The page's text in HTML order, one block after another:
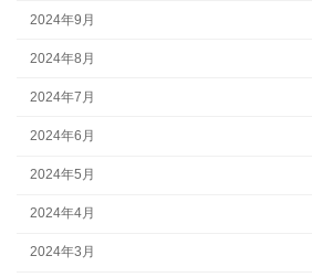
2024年9月
2024年8月
2024年7月
2024年6月
2024年5月
2024年4月
2024年3月